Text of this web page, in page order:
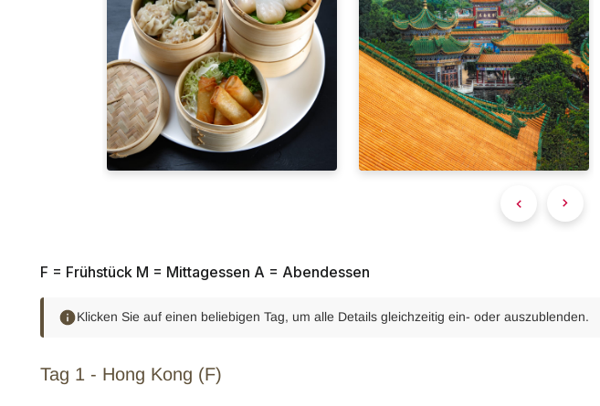
F = Frühstück M = Mittagessen A = Abendessen
Klicken Sie auf einen beliebigen Tag, um alle Details gleichzeitig ein- oder auszublenden.
Tag 1 - Hong Kong (F)